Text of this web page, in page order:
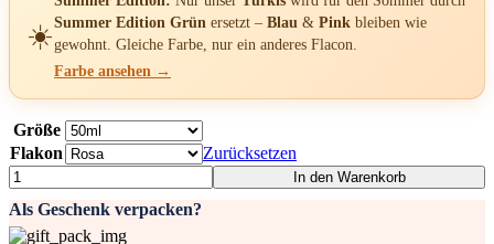
☀️Summer Edition Grün ersetzt – Blau & Pink bleiben wie
gewohnt. Gleiche Farbe, nur ein anderes Flacon.
Farbe ansehen →
Größe
Flakon
Zurücksetzen
Als Geschenk verpacken?
Damenparfüm
-
Chiva
Menge
In den Warenkorb